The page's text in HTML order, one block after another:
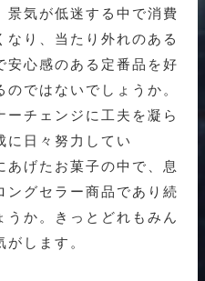
景気が低迷する中で消費
り、当たり外れのある
安心感のある定番品を好
ではないでしょうか。
ーチェンジに工夫を凝ら
に日々努力してい
あげたお菓子の中で、息
ングセラー商品であり続
うか。きっとどれもみん
します。